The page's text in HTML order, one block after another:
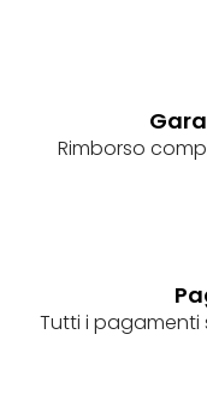
Rimborso
Tutti i pagamenti